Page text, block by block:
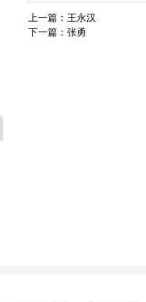
上一篇： 王永汉
下一篇： 张勇